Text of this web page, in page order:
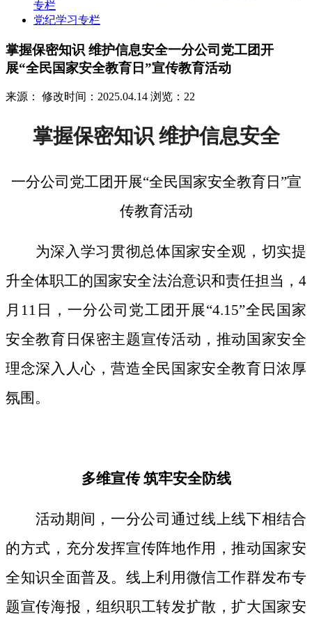
专栏
党纪学习专栏
掌握保密知识 维护信息安全一分公司党工团开
展“全民国家安全教育日”宣传教育活动
来源： 修改时间：2025.04.14 浏览：22
掌握保密知识 维护信息安全
一分公司党工团开展“全民国家安全教育日”宣
传教育活动
为深入学习贯彻总体国家安全观，切实提
升全体职工的国家安全法治意识和责任担当， 4
月11日，一分公司党工团开展“4.15”全民国家
安全教育日保密主题宣传活动，推动国家安全
理念深入人心，营造全民国家安全教育日浓厚
氛围。
多维宣传筑牢安全防线
活动期间， 一分公司通过线上线下相结合
的方式， 充分发挥宣传阵地作用，推动国家安
全知识全面普及。线上利用微信工作群发布专
题宣传海报，组织职工转发扩散，扩大国家安